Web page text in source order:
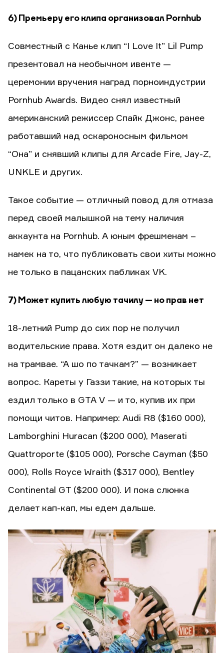
6) Премьеру его клипа организовал Pornhub
Cовместный с Канье клип “I Love It” Lil Pump
презентовал на необычном ивенте —
церемонии вручения наград порноиндустрии
Pornhub Awards. Видео снял известный
американский режиссер Спайк Джонс, ранее
работавший над оскароносным фильмом
“Она” и снявший клипы для Arcade Fire, Jay-Z,
UNKLE и других.
Такое событие — отличный повод для отмаза
перед своей малышкой на тему наличия
аккаунта на Pornhub. А юным фрешменам –
намек на то, что публиковать свои хиты можно
не только в пацанских пабликах VK.
7) Может купить любую тачилу — но прав нет
18-летний Pump до сих пор не получил
водительские права. Хотя ездит он далеко не
на трамвае. “А шо по тачкам?” — возникает
вопрос. Кареты у Газзи такие, на которых ты
ездил только в GTA V — и то, купив их при
помощи читов. Например: Audi R8 ($160 000),
Lamborghini Huracan ($200 000), Maserati
Quattroporte ($105 000), Porsche Cayman ($50
000), Rolls Royce Wraith ($317 000), Bentley
Continental GT ($200 000). И пока слюнка
делает кап-кап, мы едем дальше.